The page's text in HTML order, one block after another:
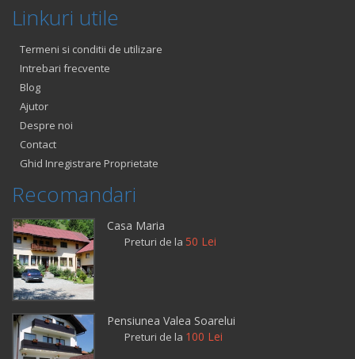
Linkuri utile
Termeni si conditii de utilizare
Intrebari frecvente
Blog
Ajutor
Despre noi
Contact
Ghid Inregistrare Proprietate
Recomandari
Casa Maria
Preturi de la 50 Lei
Pensiunea Valea Soarelui
Preturi de la 100 Lei